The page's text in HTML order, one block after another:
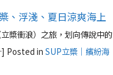
、浮淺、夏日涼爽海上
槳衝浪）之旅，划向傳說中的
Posted in SUP立槳｜繽紛海